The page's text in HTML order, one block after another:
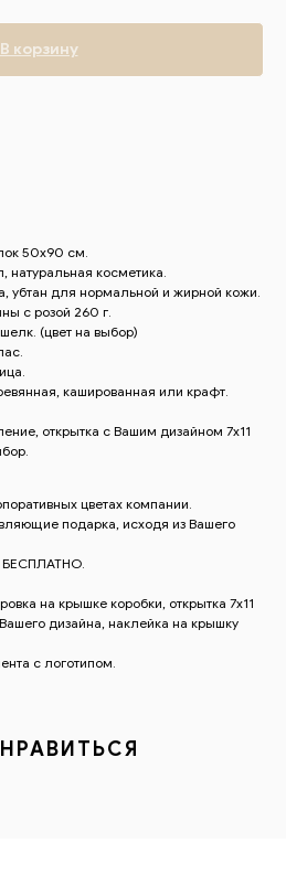
В корзину
50х90 см.
натуральная косметика.
убтан для нормальной и жирной кожи.
с розой 260 г.
(цвет на выбор)
кашированная или крафт.
открытка с Вашим дизайном 7х11
цветах компании.
подарка, исходя из Вашего
БЕСПЛАТНО.
на крышке коробки, открытка 7х11
дизайна, наклейка на крышку
с логотипом.